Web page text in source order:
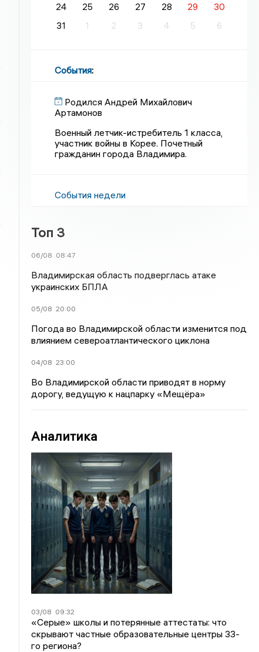
24
25 26 27 28 29
30
31
1 2 3 4 5 6
События:
Родился Андрей Михайлович
Артамонов
Военный летчик-истребитель 1 класса,
участник войны в Корее. Почетный
гражданин города Владимира.
События недели
Топ 3
06/08 08:47
Владимирская область подверглась атаке
украинских БПЛА
05/08 20:00
Погода во Владимирской области изменится под
влиянием североатлантического циклона
04/08 23:00
Во Владимирской области приводят в норму
дорогу, ведущую к нацпарку «Мещёра»
Аналитика
03/08 09:32
«Серые» школы и потерянные аттестаты: что
скрывают частные образовательные центры 33-
го региона?